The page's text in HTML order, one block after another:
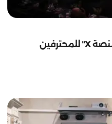
"اكسبوجر 2023" يطلق "المنصة X" للمحترفين